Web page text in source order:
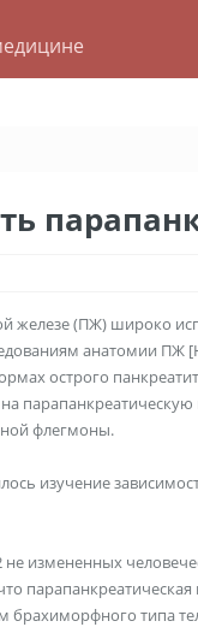
железе (ПЖ) широко
анатомии ПЖ
острого
на
флегмоны.
изучение
измененных
типа